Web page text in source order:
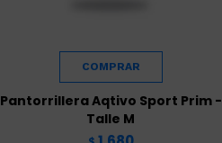
Pantorrillera Aqtivo Sport Prim -
Talle M